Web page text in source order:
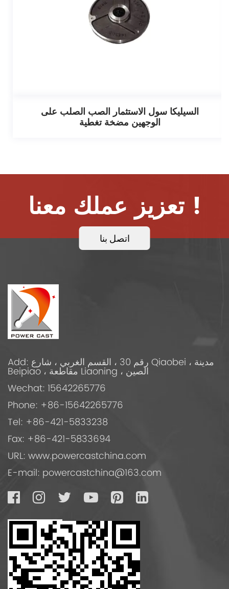
السيليكا سول الاستثمار الصب الصلب على
الوجهين مضخة تغطية
تعزيز عملك معنا !
اتصل بنا
Add: رقم 30 ، القسم الغربي ، شارع Qiaobei ، مدينة
Beipiao ، مقاطعة Liaoning ، الصين
Wechat: 15642265776
Phone: +86-15642265776
Tel: +86-421-5833238
Fax: +86-421-5833694
URL: www.powercastchina.com
E-mail: powercastchina@163.com